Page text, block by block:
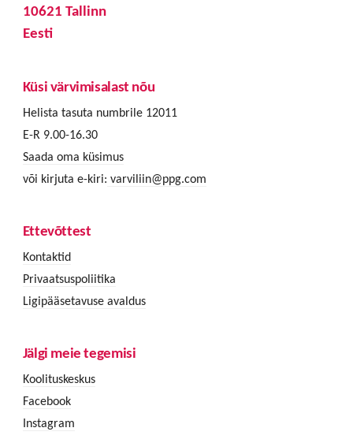
10621 Tallinn
Eesti
Küsi värvimisalast nõu
Helista tasuta numbrile 12011
E-R 9.00-16.30
Saada oma küsimus
või kirjuta e-kiri: varviliin@ppg.com
Ettevõttest
Kontaktid
Privaatsuspoliitika
Ligipääsetavuse avaldus
Jälgi meie tegemisi
Koolituskeskus
Facebook
Instagram